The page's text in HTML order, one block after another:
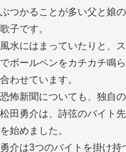
ぶつかることが多い父と娘
歌子です。
風水にはまっていたりと、
でボールペンをカチカチ鳴
合わせています。
恐怖新聞についても、独自
松田勇介は、詩弦のバイト
を始めました。
勇介は3つのバイトを掛け持